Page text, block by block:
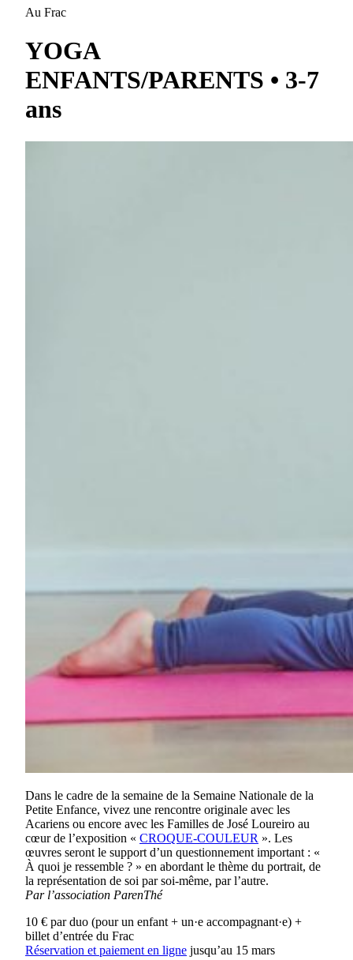
Au Frac
YOGA
ENFANTS/PARENTS • 3-7
ans
Dans le cadre de la semaine de la Semaine Nationale de la
Petite Enfance, vivez une rencontre originale avec les
Acariens ou encore avec les Familles de José Loureiro au
cœur de l’exposition « CROQUE-COULEUR ». Les
œuvres seront le support d’un questionnement important : «
À quoi je ressemble ? » en abordant le thème du portrait, de
la représentation de soi par soi-même, par l’autre.
Par l’association ParenThé
10 € par duo (pour un enfant + un·e accompagnant·e) +
billet d’entrée du Frac
Réservation et paiement en ligne jusqu’au 15 mars